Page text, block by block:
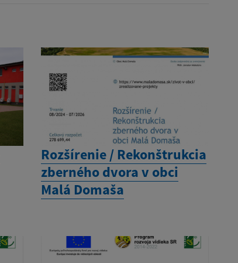
Rozšírenie / Rekonštrukcia
zberného dvora v obci
Malá Domaša